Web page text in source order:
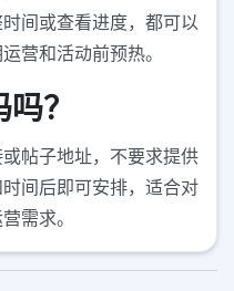
间或查看进度，都可以
营和活动前预热。
？
帖子地址，不要求提供
间后即可安排，适合对
需求。